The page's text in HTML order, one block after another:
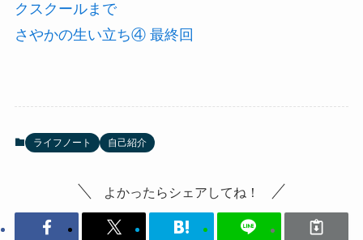
クスクールまで
さやかの生い立ち④ 最終回
ライフノート 自己紹介
よかったらシェアしてね！